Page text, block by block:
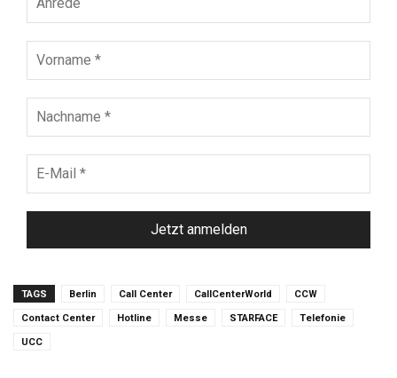
Mail
*
TAGS Berlin Call Center CallCenterWorld CCW
Contact Center Hotline Messe STARFACE Telefonie
UCC